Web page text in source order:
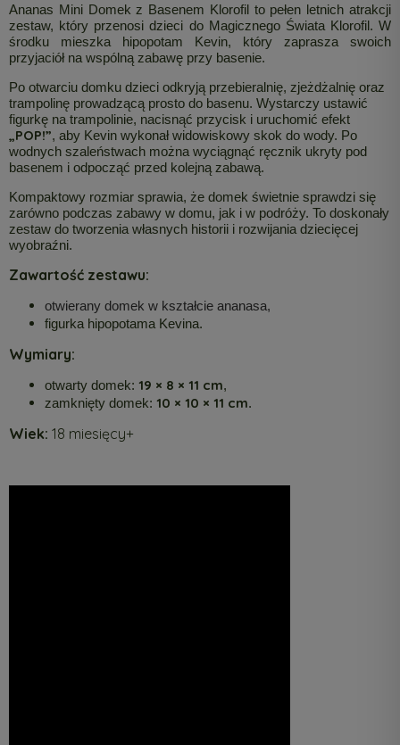
Ananas Mini Domek z Basenem Klorofil to pełen letnich atrakcji
zestaw, który przenosi dzieci do Magicznego Świata Klorofil. W
środku mieszka hipopotam Kevin, który zaprasza swoich
przyjaciół na wspólną zabawę przy basenie.
Po otwarciu domku dzieci odkryją przebieralnię, zjeżdżalnię oraz
trampolinę prowadzącą prosto do basenu. Wystarczy ustawić
figurkę na trampolinie, nacisnąć przycisk i uruchomić efekt
„POP!”, aby Kevin wykonał widowiskowy skok do wody. Po
wodnych szaleństwach można wyciągnąć ręcznik ukryty pod
basenem i odpocząć przed kolejną zabawą.
Kompaktowy rozmiar sprawia, że domek świetnie sprawdzi się
zarówno podczas zabawy w domu, jak i w podróży. To doskonały
zestaw do tworzenia własnych historii i rozwijania dziecięcej
wyobraźni.
Zawartość zestawu:
otwierany domek w kształcie ananasa,
figurka hipopotama Kevina.
Wymiary:
otwarty domek: 19 × 8 × 11 cm,
zamknięty domek: 10 × 10 × 11 cm.
Wiek: 18 miesięcy+